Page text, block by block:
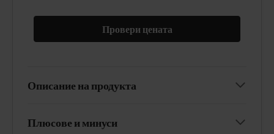
Провери цената
Описание на продукта
Плюсове и минуси